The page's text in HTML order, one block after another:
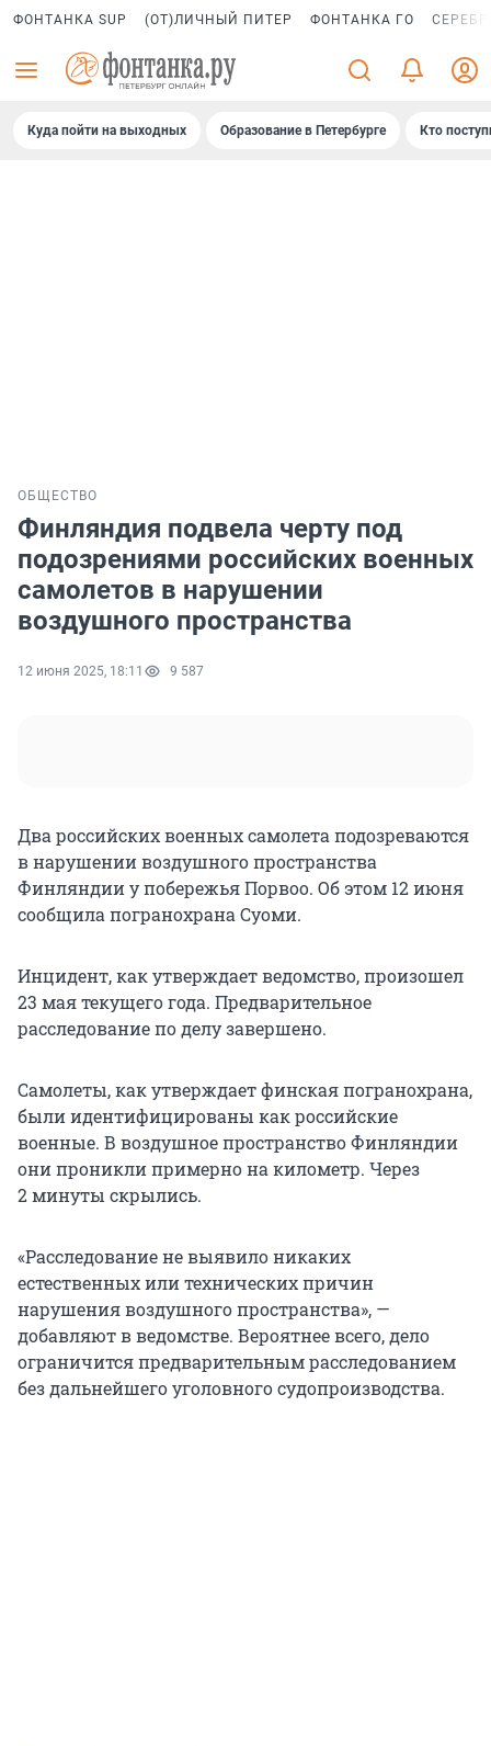
ФОНТАНКА SUP (ОТ)ЛИЧНЫЙ ПИТЕР ФОНТАНКА ГО
Куда пойти на выходных Образование в Петербурге Кто
ОБЩЕСТВО
Финляндия подвела черту под
подозрениями российских военных
самолетов в нарушении
воздушного пространства
12 июня 2025, 18:11 9 587
Два российских военных самолета подозреваются
в нарушении воздушного пространства
Финляндии у побережья Порвоо. Об этом 12 июня
сообщила погранохрана Суоми.
Инцидент, как утверждает ведомство, произошел
23 маятекущего года. Предварительное
расследование по делу завершено.
Самолеты, как утверждает финская погранохрана,
были идентифицированы как российские
военные. В воздушное пространство Финляндии
они проникли примерно на километр. Через
2 минуты скрылись.
«Расследование не выявило никаких
естественных или технических причин
нарушения воздушного пространства», —
добавляют в ведомстве. Вероятнее всего, дело
ограничится предварительным расследованием
без дальнейшего уголовного судопроизводства.